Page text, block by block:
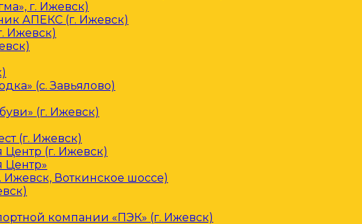
г. Ижевск)
АПЕКС (г. Ижевск)
Ижевск)
(с. Завьялово)
(г. Ижевск)
(г. Ижевск)
(г. Ижевск)
Центр»
Ижевск, Воткинское шоссе)
компании «ПЭК» (г. Ижевск)